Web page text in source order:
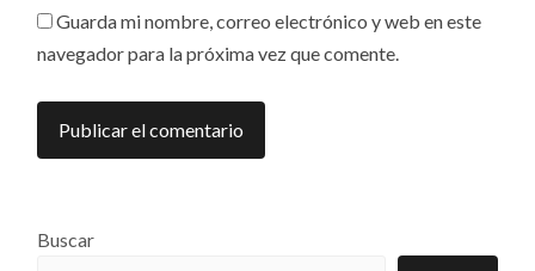
Guarda mi nombre, correo electrónico y web en este
navegador para la próxima vez que comente.
Buscar